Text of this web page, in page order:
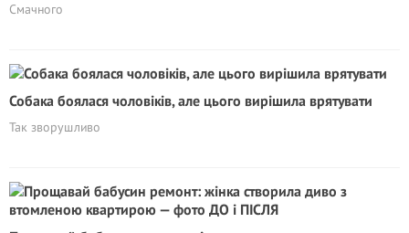
Смачного
Собака боялася чоловіків, але цього вирішила врятувати
Так зворушливо